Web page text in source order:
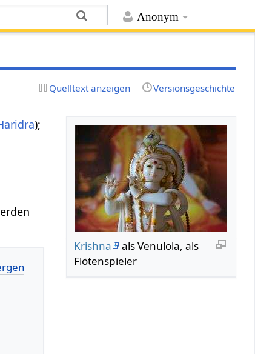
Anonym
Quelltext anzeigen Versionsgeschichte
Krishna
als Venulola, als
Flötenspieler
);